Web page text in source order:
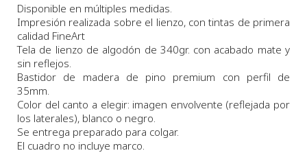
Disponible en múltiples medidas.
Impresión realizada sobre el lienzo, con tintas de primera
calidad FineArt
Tela de lienzo de algodón de 340gr. con acabado mate y
sin reflejos.
Bastidor de madera de pino premium con perfil de
35mm.
Color del canto a elegir: imagen envolvente (reflejada por
los laterales), blanco o negro.
Se entrega preparado para colgar.
El cuadro no incluye marco.